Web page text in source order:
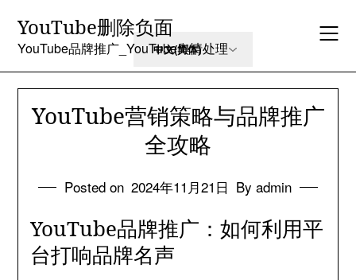
content
YouTube删除负面
YouTube品牌推广_YouTube舆情处理
YouTube营销策略与品牌推广
全攻略
Posted on 2024年11月21日 By admin
YouTube品牌推广：如何利用平
台打响品牌名声